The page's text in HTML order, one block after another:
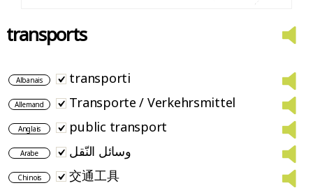
transports
Albanais transporti
Allemand Transporte / Verkehrsmittel
Anglais public transport
Arabe وسائل النّقل
Chinois 交通工具